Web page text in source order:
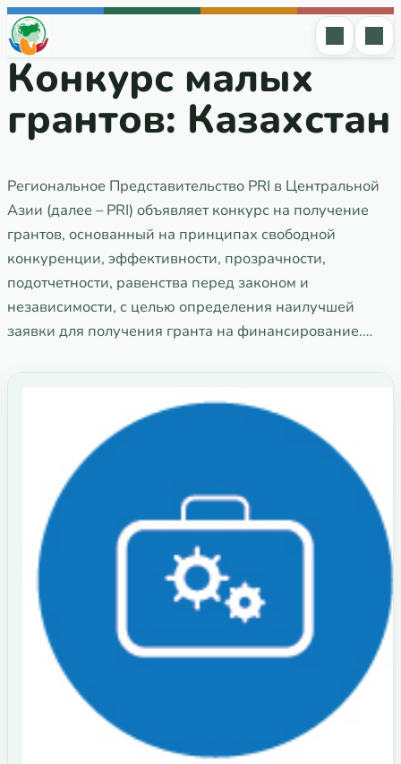
Перейти к содержимому
Конкурс малых
грантов: Казахстан
Региональное Представительство PRI в Центральной
Азии (далее – PRI) объявляет конкурс на получение
грантов, основанный на принципах свободной
конкуренции, эффективности, прозрачности,
подотчетности, равенства перед законом и
независимости, с целью определения наилучшей
заявки для получения гранта на финансирование.…